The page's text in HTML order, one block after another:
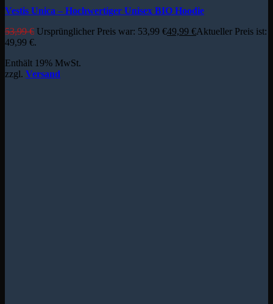
Vestis Unica – Hochwertiger Unisex BIO Hoodie
53,99€ Ursprünglicher Preis war: 53,99 €49,99 €Aktueller Preis ist:
49,99 €.
Enthält 19% MwSt.
zzgl. Versand